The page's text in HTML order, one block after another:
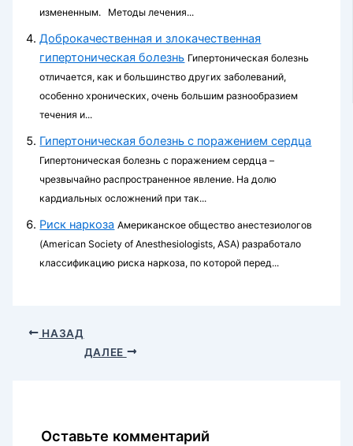
измененным. Методы лечения...
Доброкачественная и злокачественная
гипертоническая болезнь Гипертоническая болезнь
отличается, как и большинство других заболеваний,
особенно хронических, очень большим разнообразием
течения и...
Гипертоническая болезнь с поражением сердца
Гипертоническая болезнь с поражением сердца –
чрезвычайно распространенное явление. На долю
кардиальных осложнений при так...
Риск наркоза Американское общество анестезиологов
(American Society of Anesthesiologists, ASA) разработало
классификацию риска наркоза, по которой перед...
НАЗАД
ДАЛЕЕ
Оставьте комментарий